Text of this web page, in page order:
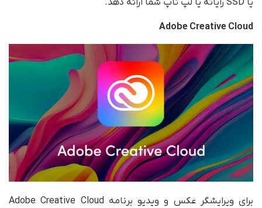
Adobe Creative Cloud
برای ویرایشگر عکس و ویدیو برنامه Adobe Creative Cloud